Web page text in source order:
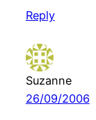
Reply
Suzanne
26/09/2006